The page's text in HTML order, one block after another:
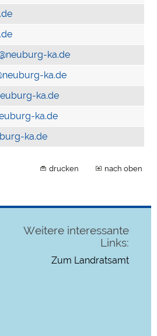
ka.de
ka.de
ka.de
ka.de
ka.de
drucken nach oben
Weitere interessante
Links:
Zum Landratsamt